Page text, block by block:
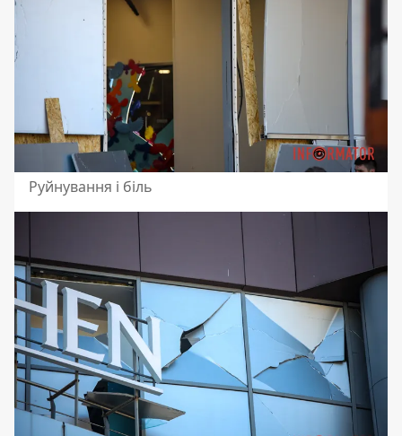
Руйнування і біль